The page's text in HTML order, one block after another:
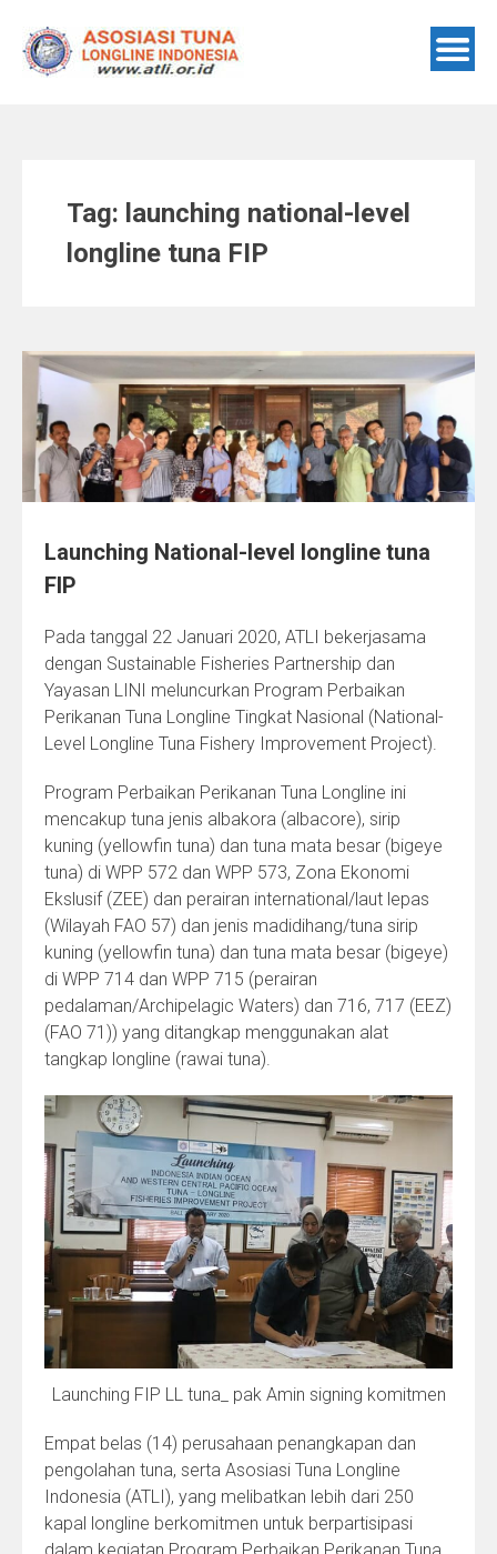
content
Tag: launching national-level
longline tuna FIP
Launching National-level longline tuna
FIP
Pada tanggal 22 Januari 2020, ATLI bekerjasama
dengan Sustainable Fisheries Partnership dan
Yayasan LINI meluncurkan Program Perbaikan
Perikanan Tuna Longline Tingkat Nasional (National-
Level Longline Tuna Fishery Improvement Project).
Program Perbaikan Perikanan Tuna Longline ini
mencakup tuna jenis albakora (albacore), sirip
kuning (yellowfin tuna) dan tuna mata besar (bigeye
tuna) di WPP 572 dan WPP 573, Zona Ekonomi
Ekslusif (ZEE) dan perairan international/laut lepas
(Wilayah FAO 57) dan jenis madidihang/tuna sirip
kuning (yellowfin tuna) dan tuna mata besar (bigeye)
di WPP 714 dan WPP 715 (perairan
pedalaman/Archipelagic Waters) dan 716, 717 (EEZ)
(FAO 71)) yang ditangkap menggunakan alat
tangkap longline (rawai tuna).
Launching FIP LL tuna_ pak Amin signing komitmen
Empat belas (14) perusahaan penangkapan dan
pengolahan tuna, serta Asosiasi Tuna Longline
Indonesia (ATLI), yang melibatkan lebih dari 250
kapal longline berkomitmen untuk berpartisipasi